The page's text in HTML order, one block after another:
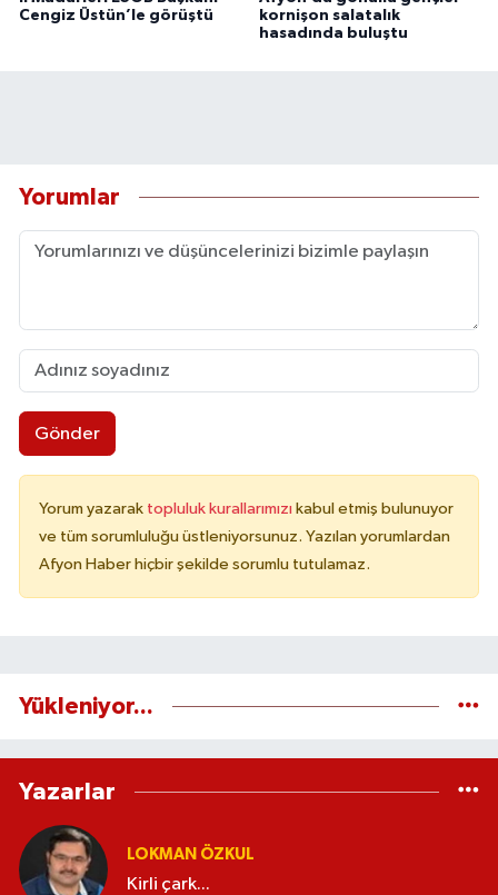
Cengiz Üstün’le görüştü
kornişon salatalık
hasadında buluştu
Yorumlar
Gönder
Yorum yazarak topluluk kurallarımızı kabul etmiş bulunuyor
ve tüm sorumluluğu üstleniyorsunuz. Yazılan yorumlardan
Afyon Haber hiçbir şekilde sorumlu tutulamaz.
Yükleniyor...
Yazarlar
LOKMAN ÖZKUL
Kirli çark...